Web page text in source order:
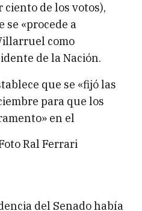
ciento de los votos),
se «procede a
como
de la Nación.
que se «fijó las
para que los
en el
del Senado había